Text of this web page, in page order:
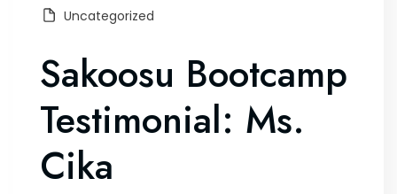
Uncategorized
Sakoosu Bootcamp
Testimonial: Ms.
Cika